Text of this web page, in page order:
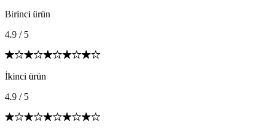
Birinci ürün
4.9 / 5
İkinci ürün
4.9 / 5